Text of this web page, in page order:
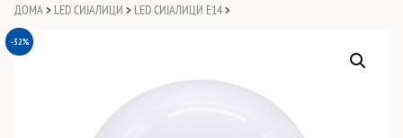
ДОМА > LED СИЈАЛИЦИ > LED СИЈАЛИЦИ Е14>
-32%